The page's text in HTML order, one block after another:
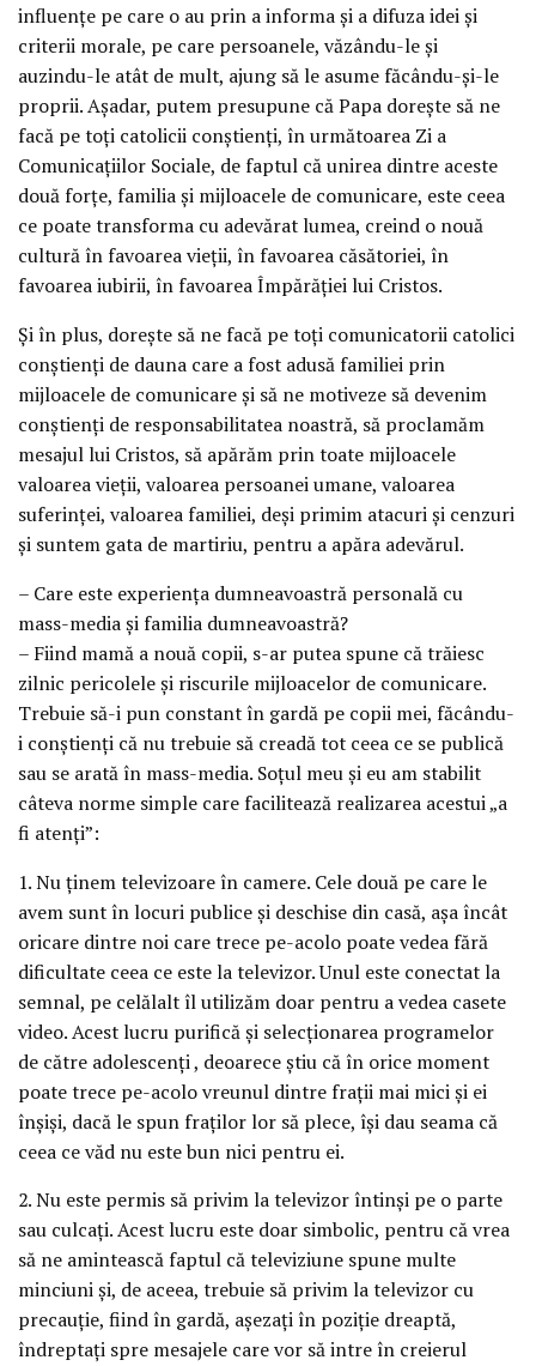
influenţe pe care o au prin a informa şi a difuza idei şi
criterii morale, pe care persoanele, văzându-le şi
auzindu-le atât de mult, ajung să le asume făcându-şi-le
proprii. Aşadar, putem presupune că Papa doreşte să ne
facă pe toţi catolicii conştienţi, în următoarea Zi a
Comunicaţiilor Sociale, de faptul că unirea dintre aceste
două forţe, familia şi mijloacele de comunicare, este ceea
ce poate transforma cu adevărat lumea, creind o nouă
cultură în favoarea vieţii, în favoarea căsătoriei, în
favoarea iubirii, în favoarea Împărăţiei lui Cristos.
Şi în plus, doreşte să ne facă pe toţi comunicatorii catolici
conştienţi de dauna care a fost adusă familiei prin
mijloacele de comunicare şi să ne motiveze să devenim
conştienţi de responsabilitatea noastră, să proclamăm
mesajul lui Cristos, să apărăm prin toate mijloacele
valoarea vieţii, valoarea persoanei umane, valoarea
suferinţei, valoarea familiei, deşi primim atacuri şi cenzuri
şi suntem gata de martiriu, pentru a apăra adevărul.
– Care este experienţa dumneavoastră personală cu
mass-media şi familia dumneavoastră?
– Fiind mamă a nouă copii, s-ar putea spune că trăiesc
zilnic pericolele şi riscurile mijloacelor de comunicare.
Trebuie să-i pun constant în gardă pe copii mei, făcându-
i conştienţi că nu trebuie să creadă tot ceea ce se publică
sau se arată în mass-media. Soţul meu şi eu am stabilit
câteva norme simple care facilitează realizarea acestui „a
fi atenţi”:
1. Nu ţinem televizoare în camere. Cele două pe care le
avem sunt în locuri publice şi deschise din casă, aşa încât
oricare dintre noi care trece pe-acolo poate vedea fără
dificultate ceea ce este la televizor. Unul este conectat la
semnal, pe celălalt îl utilizăm doar pentru a vedea casete
video. Acest lucru purifică şi selecţionarea programelor
de către adolescenţi , deoarece ştiu că în orice moment
poate trece pe-acolo vreunul dintre fraţii mai mici şi ei
înşişi, dacă le spun fraţilor lor să plece, îşi dau seama că
ceea ce văd nu este bun nici pentru ei.
2. Nu este permis să privim la televizor întinşi pe o parte
sau culcaţi. Acest lucru este doar simbolic, pentru că vrea
să ne amintească faptul că televiziune spune multe
minciuni şi, de aceea, trebuie să privim la televizor cu
precauţie, fiind în gardă, aşezaţi în poziţie dreaptă,
îndreptaţi spre mesajele care vor să intre în creierul